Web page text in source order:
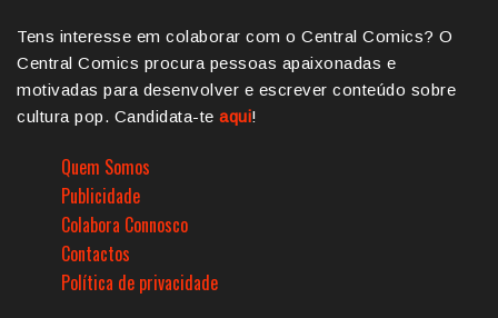
Tens interesse em colaborar com o Central Comics? O
Central Comics procura pessoas apaixonadas e
motivadas para desenvolver e escrever conteúdo sobre
cultura pop. Candidata-te aqui!
Quem Somos
Publicidade
Colabora Connosco
Contactos
Política de privacidade